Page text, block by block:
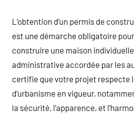
L’obtention d’un permis de
est une démarche obligatoire
construire une maison
administrative accordée par les
certifie que votre projet respecte
d’urbanisme en vigueur,
la sécurité, l’apparence, et